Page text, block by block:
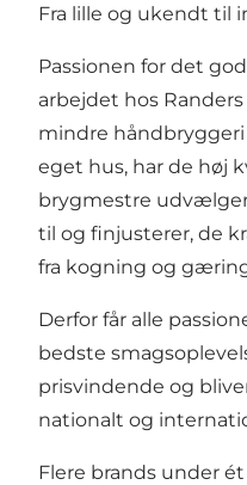
Fra lille og ukendt til
Passionen for det
arbejdet hos
mindre
eget hus, har de høj
brygmestre udvælger
til og finjusterer, de
fra kogning og
Derfor får alle
bedste
prisvindende og
nationalt og
Flere brands under